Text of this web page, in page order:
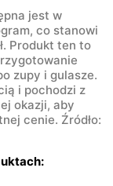
jest w
co stanowi
Produkt ten to
zupy i gulasze.
i pochodzi z
okazji, aby
cenie. Źródło: